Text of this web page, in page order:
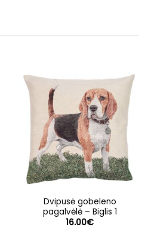
Dvipusė gobeleno
pagalvėlė – Biglis 1
16.00€